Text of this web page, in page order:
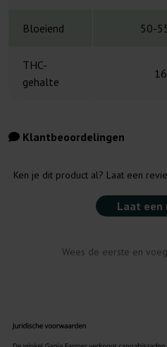
Bloeiend 50-
THC-
gehalte
Klantbeoordelingen
Ken je dit product al? Laat een
Laat een
Wees de eerste en